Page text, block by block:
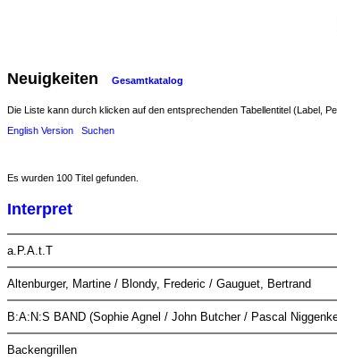
Neuigkeiten Gesamtkatalog
Die Liste kann durch klicken auf den entsprechenden Tabellentitel (Label,
English Version
Suchen
Es wurden 100 Titel gefunden.
Interpret
a.P.A.t.T
Altenburger, Martine / Blondy, Frederic / Gauguet, Bertrand
B:A:N:S BAND (Sophie Agnel / John Butcher / Pascal
Backengrillen